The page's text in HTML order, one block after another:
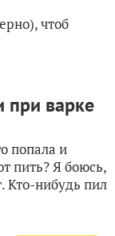
чтоб
при варке
попала и
пить? Я боюсь,
Кто-нибудь пил